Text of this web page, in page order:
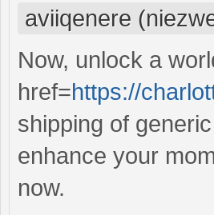
aviiqenere
Now, unlock a
href=https://
shipping of
enhance your
now.